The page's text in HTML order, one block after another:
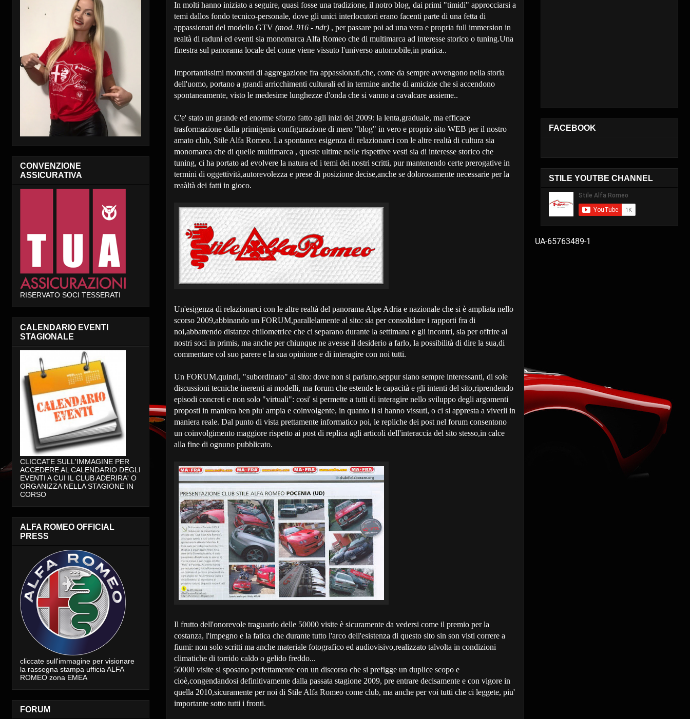
In molti hanno iniziato a seguire, quasi fosse una tradizione, il notro blog, dai primi "timidi" approcciarsi a
temi dallos fondo tecnico-personale, dove gli unici interlocutori erano facenti parte di una fetta di
appassionati del modello GTV (mod. 916 - ndr) , per passare poi ad una vera e propria full immersion in
realtà di raduni ed eventi sia monomarca Alfa Romeo che di multimarca ad interesse storico o tuning.Una
finestra sul panorama locale del come viene vissuto l'universo automobile,in pratica..
Importantissimi momenti di aggregazione fra appassionati,che, come da sempre avvengono nella storia
dell'uomo, portano a grandi arricchimenti culturali ed in termine anche di amicizie che si accendono
spontaneamente, visto le medesime lunghezze d'onda che si vanno a cavalcare assieme..
C'e' stato un grande ed enorme sforzo fatto agli inizi del 2009: la lenta,graduale, ma efficace
trasformazione dalla primigenia configurazione di mero "blog" in vero e proprio sito WEB per il nostro
amato club, Stile Alfa Romeo. La spontanea esigenza di relazionarci con le altre realtà di cultura sia
monomarca che di quelle multimarca , queste ultime nelle rispettive vesti sia di interesse storico che
tuning, ci ha portato ad evolvere la natura ed i temi dei nostri scritti, pur mantenendo certe prerogative in
termini di oggettività,autorevolezza e prese di posizione decise,anche se dolorosamente necessarie per la
reaàltà dei fatti in gioco.
Un'esigenza di relazionarci con le altre realtà del panorama Alpe Adria e nazionale che si è ampliata nello
scorso 2009,abbinando un FORUM,parallelamente al sito: sia per consolidare i rapporti fra di
noi,abbattendo distanze chilometrice che ci separano durante la settimana e gli incontri, sia per offrire ai
nostri soci in primis, ma anche per chiunque ne avesse il desiderio a farlo, la possibilità di dire la sua,di
commentare col suo parere e la sua opinione e di interagire con noi tutti.
Un FORUM,quindi, "subordinato" al sito: dove non si parlano,seppur siano sempre interessanti, di sole
discussioni tecniche inerenti ai modelli, ma forum che estende le capacità e gli intenti del sito,riprendendo
episodi concreti e non solo "virtuali": cosi' si permette a tutti di interagire nello sviluppo degli argomenti
proposti in maniera ben piu' ampia e coinvolgente, in quanto li si hanno vissuti, o ci si appresta a viverli in
maniera reale. Dal punto di vista prettamente informatico poi, le repliche dei post nel forum consentono
un coinvolgimento maggiore rispetto ai post di replica agli articoli dell'interaccia del sito stesso,in calce
alla fine di ognuno pubblicato.
Il frutto dell'onorevole traguardo delle 50000 visite è sicuramente da vedersi come il premio per la
costanza, l'impegno e la fatica che durante tutto l'arco dell'esistenza di questo sito sin son visti correre a
fiumi: non solo scritti ma anche materiale fotografico ed audiovisivo,realizzato talvolta in condizioni
climatiche di torrido caldo o gelido freddo...
50000 visite si sposano perfettamente con un discorso che si prefigge un duplice scopo e
cioè,congendandosi definitivamente dalla passata stagione 2009, pre entrare decisamente e con vigore in
quella 2010,sicuramente per noi di Stile Alfa Romeo come club, ma anche per voi tutti che ci leggete, piu'
importante sotto tutti i fronti.
CONVENZIONE
ASSICURATIVA
RISERVATO SOCI TESSERATI
CALENDARIO EVENTI
STAGIONALE
CLICCATE SULL'IMMAGINE PER
ACCEDERE AL CALENDARIO DEGLI
EVENTI A CUI IL CLUB ADERIRA' O
ORGANIZZA NELLA STAGIONE IN
CORSO
ALFA ROMEO OFFICIAL
PRESS
cliccate sull'immagine per visionare
la rassegna stampa ufficia ALFA
ROMEO zona EMEA
FORUM
FACEBOOK
STILE YOUTBE CHANNEL
UA-65763489-1